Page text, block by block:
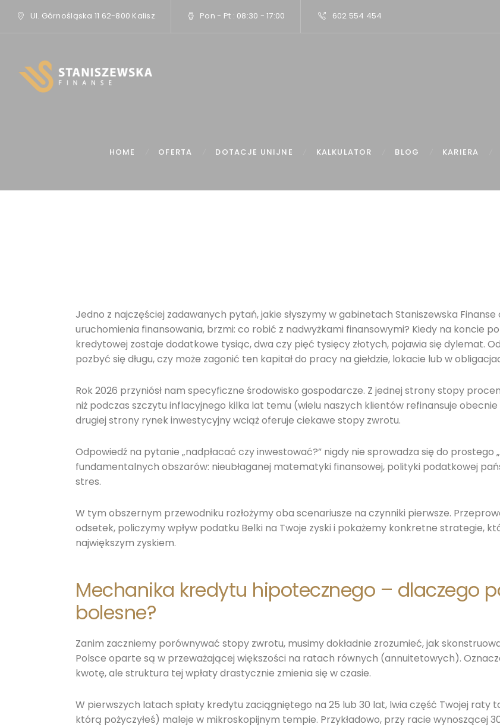
Ul. Górnośląska 11 62-800 Kalisz Pon - Pt : 08:30 - 17:00 602 554 454
HOME OFERTA DOTACJE UNIJNE KALKULATOR BLOG KARIERA
Jedno z najczęściej zadawanych pytań, jakie słyszymy w gabinetach Staniszewska
uruchomienia finansowania, brzmi: co robić z nadwyżkami finansowymi? Kiedy na koncie
kredytowej zostaje dodatkowe tysiąc, dwa czy pięć tysięcy złotych, pojawia się dylemat.
pozbyć się długu, czy może zagonić ten kapitał do pracy na giełdzie, lokacie lub w
Rok 2026 przyniósł nam specyficzne środowisko gospodarcze. Z jednej strony stopy
niż podczas szczytu inflacyjnego kilka lat temu (wielu naszych klientów refinansuje
drugiej strony rynek inwestycyjny wciąż oferuje ciekawe stopy zwrotu.
Odpowiedź na pytanie „nadpłacać czy inwestować?” nigdy nie sprowadza się do prostego
fundamentalnych obszarów: nieubłaganej matematyki finansowej, polityki podatkowej
stres.
W tym obszernym przewodniku rozłożymy oba scenariusze na czynniki pierwsze.
odsetek, policzymy wpływ podatku Belki na Twoje zyski i pokażemy konkretne strategie,
największym zyskiem.
Mechanika kredytu hipotecznego – dlaczego
bolesne?
Zanim zaczniemy porównywać stopy zwrotu, musimy dokładnie zrozumieć, jak
Polsce oparte są w przeważającej większości na ratach równych (annuitetowych).
kwotę, ale struktura tej wpłaty drastycznie zmienia się w czasie.
W pierwszych latach spłaty kredytu zaciągniętego na 25 lub 30 lat, lwia część Twojej raty
którą pożyczyłeś) maleje w mikroskopijnym tempie. Przykładowo, przy racie wynoszącej